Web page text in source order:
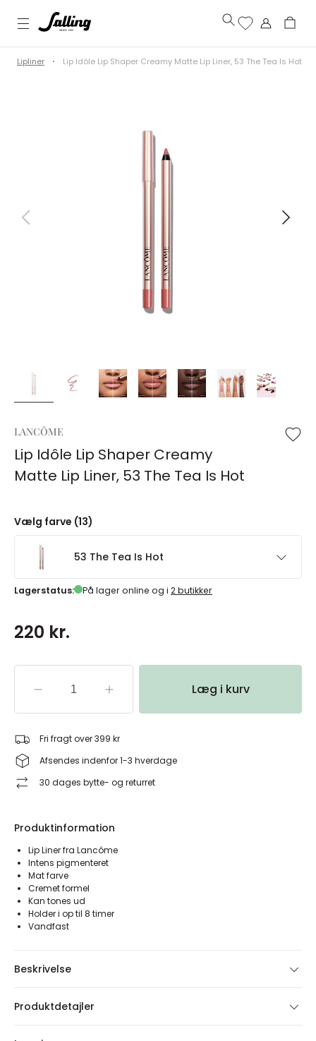
Lipliner Lip Idôle Lip Shaper Creamy Matte Lip Liner, 53 The Tea Is Hot
LANCÔME
Lip Idôle Lip Shaper Creamy
Matte Lip Liner, 53 The Tea Is Hot
Vælg farve (13)
53 The Tea Is Hot
Lagerstatus: På lager online og i 2 butikker
220 kr.
Læg i kurv
Fri fragt over 399 kr
Afsendes indenfor 1-3 hverdage
30 dages bytte- og returret
Produktinformation
Lip Liner fra Lancôme
Intens pigmenteret
Mat farve
Cremet formel
Kan tones ud
Holder i op til 8 timer
Vandfast
Beskrivelse
Produktdetajler